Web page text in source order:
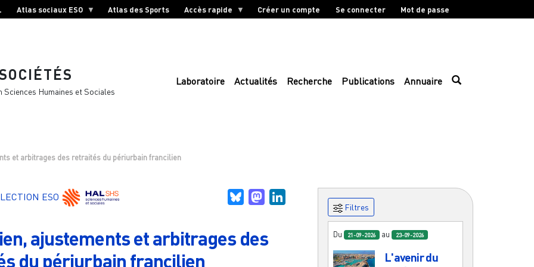
Atlas sociaux ESO Atlas des Sports Accès rapide Créer un compte Se connecter Mot de passe
Humaines et Sociales
Laboratoire Actualités Recherche Publications Annuaire
et arbitrages des retraités du périurbain francilien
ESO BlueskyMastodon
ajustements et arbitrages des
du périurbain francilien
Filtres
Du 21-09-2026 au 23-09-2026
L'avenir du